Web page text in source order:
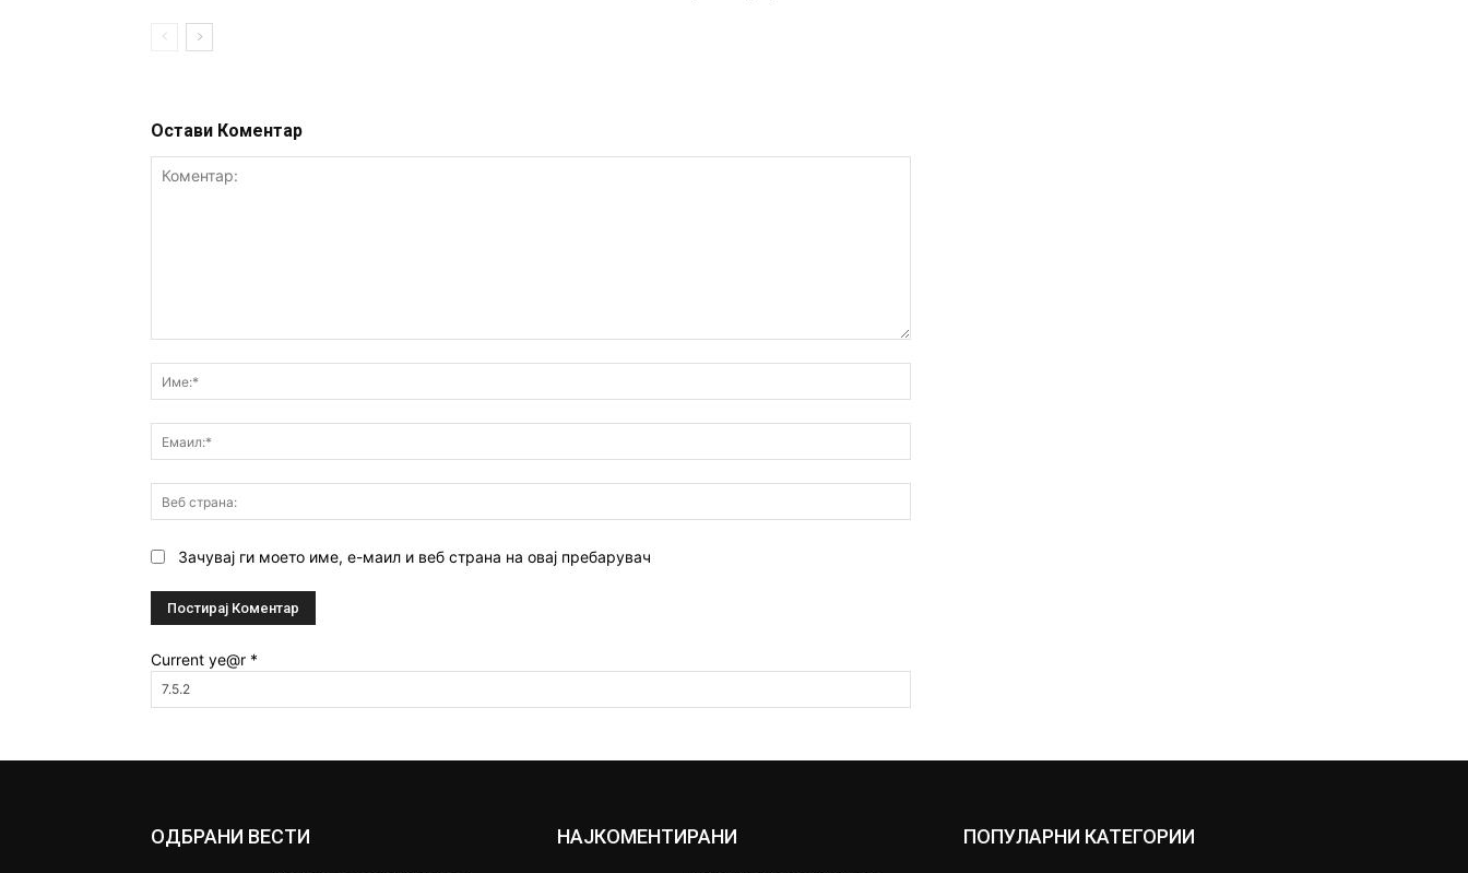
Остави Коментар
страна:
Зачувај ги моето име, е-маил и веб страна на овај пребарувач
Current ye@r *
ОДБРАНИ ВЕСТИ НАЈКОМЕНТИРАНИ ПОПУЛАРНИ КАТЕГОРИИ